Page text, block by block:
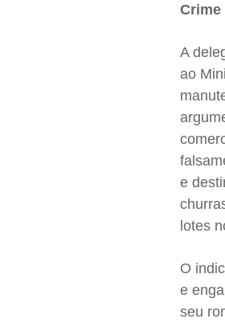
Crime
A
ao
e
lotes
O
e
seu